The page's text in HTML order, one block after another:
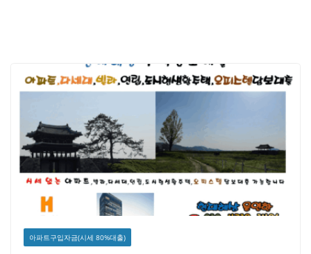
아파트구입자금(시세 80%대출)